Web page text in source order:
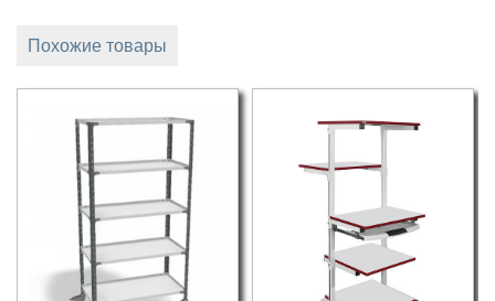
Похожие товары